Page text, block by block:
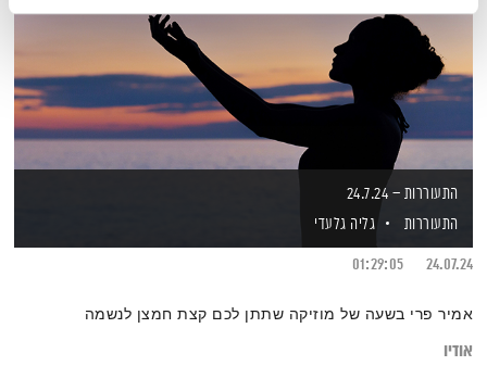
התעוררות – 24.7.24
התעוררות
גליה גלעדי
24.07.24
01:29:05
אמיר פרי בשעה של מוזיקה שתתן לכם קצת חמצן לנשמה
אודיו